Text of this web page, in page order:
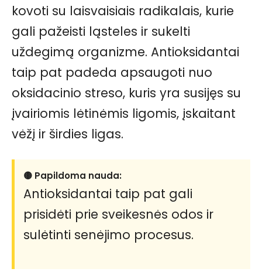
kovoti su laisvaisiais radikalais, kurie
gali pažeisti ląsteles ir sukelti
uždegimą organizme. Antioksidantai
taip pat padeda apsaugoti nuo
oksidacinio streso, kuris yra susijęs su
įvairiomis lėtinėmis ligomis, įskaitant
vėžį ir širdies ligas.
🟡 Papildoma nauda:
Antioksidantai taip pat gali
prisidėti prie sveikesnės odos ir
sulėtinti senėjimo procesus.